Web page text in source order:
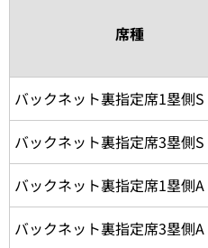
席種
バックネット裏指定席1塁側S
バックネット裏指定席3塁側S
バックネット裏指定席1塁側A
バックネット裏指定席3塁側A